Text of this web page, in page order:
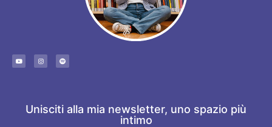
Unisciti alla mia newsletter, uno spazio più
intimo